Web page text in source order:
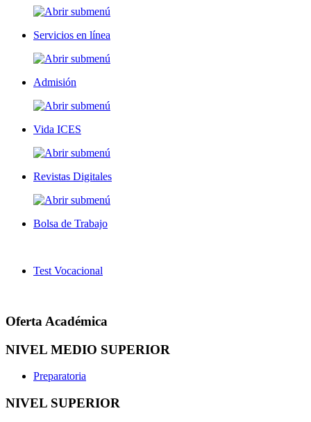
Servicios en línea
Admisión
Vida ICES
Revistas Digitales
Bolsa de Trabajo
Test Vocacional
Oferta Académica
NIVEL MEDIO SUPERIOR
Preparatoria
NIVEL SUPERIOR